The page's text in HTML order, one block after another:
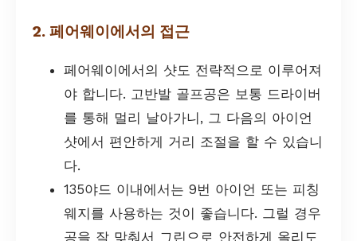
2. 페어웨이에서의 접근
페어웨이에서의 샷도 전략적으로 이루어져
야 합니다. 고반발 골프공은 보통 드라이버
를 통해 멀리 날아가니, 그 다음의 아이언
샷에서 편안하게 거리 조절을 할 수 있습니
다.
135야드 이내에서는 9번 아이언 또는 피칭
웨지를 사용하는 것이 좋습니다. 그럴 경우
공을 잘 맞춰서 그린으로 안전하게 올리도